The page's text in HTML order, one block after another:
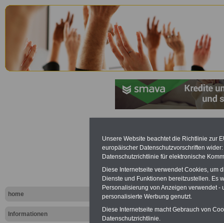
home
Informationen
(BetrVG): §
Unsere Website beachtet die Richtlinie zur
europäischer Datenschutzvorschriften
Datenschutzrichtlinie für elektronische
Diese Internetseite verwendet Cookies, um
Dienste und Funktionen bereitzustellen. Es
Personalisierung von Anzeigen verwendet
personalisierte Werbung genutzt.
Diese Internetseite macht Gebrauch von
Datenschutzrichtlinie.